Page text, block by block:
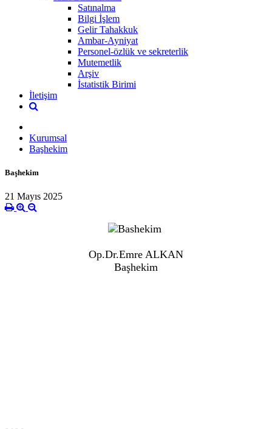
Satınalma
Bilgi İşlem
Gelir Tahakkuk
Ambar-Ayniyat
Personel-özlük ve sekreterlik
Mutemetlik
Arşiv
İstatistik Birimi
İletişim
Kurumsal
Başhekim
Başhekim
21 Mayıs 2025
Op.Dr.Emre ALKAN
Başhekim